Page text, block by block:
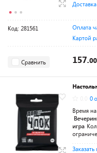
Код: 281561 Оплата
Картой
Сравнить 157.00
0
Время
игра
Заказать